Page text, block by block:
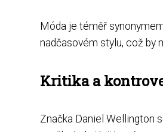
Móda je téměř
nadčasovém stylu, což by
Kritika a
Značka Daniel Wellington